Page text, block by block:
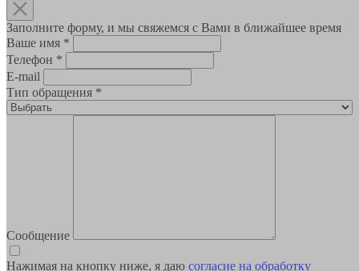
Заполните форму, и мы свяжемся с Вами в ближайшее время
Ваше имя *
Телефон *
E-mail
Тип обращения *
Сообщение
Нажимая на кнопку ниже, я даю согласие на обработку